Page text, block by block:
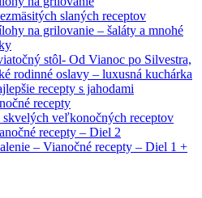
slaných receptov
na grilovanie – šaláty a mnohé
stôl- Od Vianoc po Silvestra,
rodinné oslavy – luxusná kuchárka
recepty s jahodami
recepty
veľkonočných receptov
recepty – Diel 2
– Vianočné recepty – Diel 1 +